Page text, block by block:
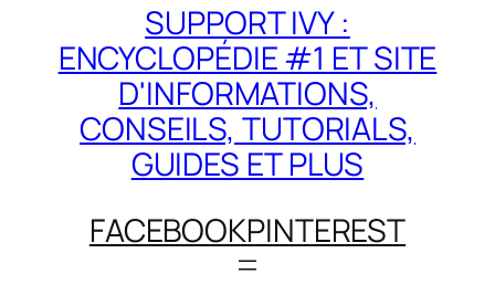
SUPPORT IVY :
ENCYCLOPÉDIE #1 ET SITE
D'INFORMATIONS,
CONSEILS, TUTORIALS,
GUIDES ET PLUS
FACEBOOKPINTEREST